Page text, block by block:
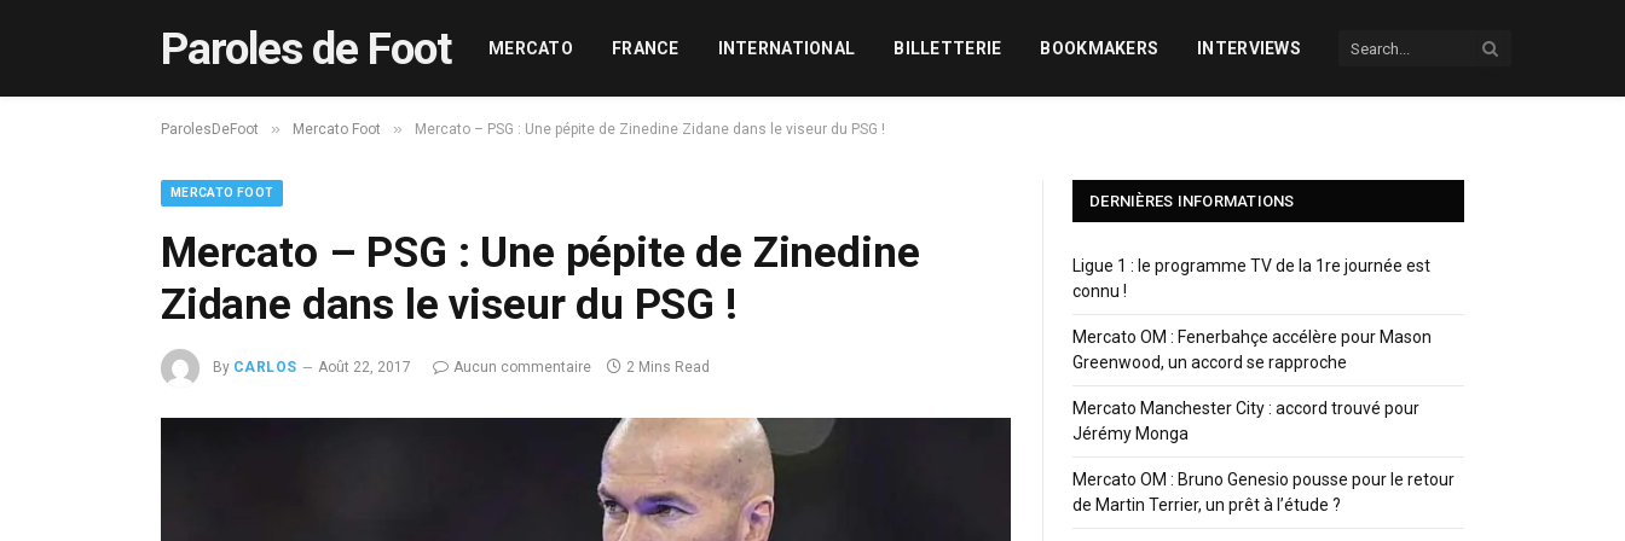
Paroles de Foot MERCATO FRANCE INTERNATIONAL BILLETTERIE BOOKMAKERS INTERVIEWS
ParolesDeFoot » Mercato Foot » Mercato – PSG : Une pépite de Zinedine Zidane dans le viseur du PSG !
MERCATO FOOT
Mercato – PSG : Une pépite de Zinedine
Zidane dans le viseur du PSG !
By CARLOS Août 22, 2017 Aucun commentaire 2 Mins Read
DERNIÈRES INFORMATIONS
Ligue 1 : le programme TV de la 1re journée est
connu !
Mercato OM : Fenerbahçe accélère pour Mason
Greenwood, un accord se rapproche
Mercato Manchester City : accord trouvé pour
Jérémy Monga
Mercato OM : Bruno Genesio pousse pour le retour
de Martin Terrier, un prêt à l’étude ?